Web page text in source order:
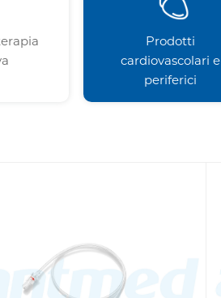
Prodotti
cardiovascolari e
periferici